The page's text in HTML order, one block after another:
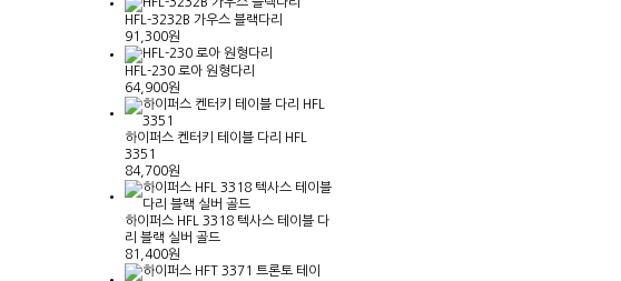
HFL-3232B 가우스 블랙다리
91,300원
HFL-230 로아 원형다리
64,900원
하이퍼스 켄터키 테이블 다리 HFL
3351
84,700원
하이퍼스 HFL 3318 텍사스 테이블 다
리 블랙 실버 골드
81,400원